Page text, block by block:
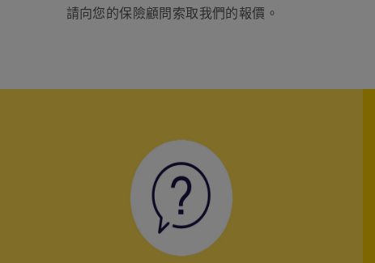
請向您的保險顧問索取我們的報價。